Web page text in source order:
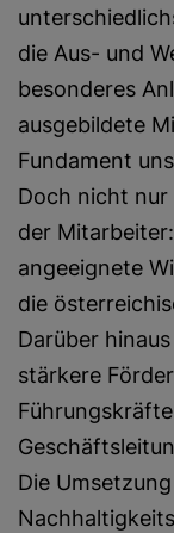
die Aus- und
besonderes
ausgebildete
Fundament
Doch nicht nur
der
angeeignete
die
Darüber
stärkere
Die